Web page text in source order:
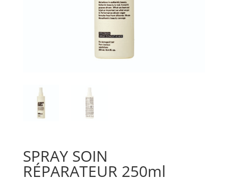
SPRAY SOIN
RÉPARATEUR 250ml